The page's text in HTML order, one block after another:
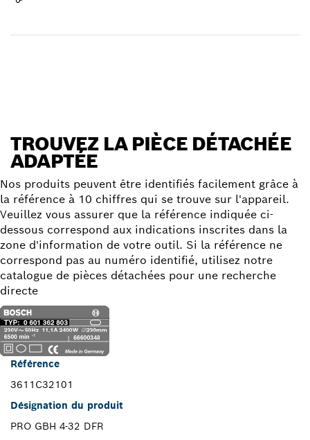
TROUVEZ LA PIÈCE DÉTACHÉE
ADAPTÉE
Nos produits peuvent être identifiés facilement grâce à
la référence à 10 chiffres qui se trouve sur l'appareil.
Veuillez vous assurer que la référence indiquée ci-
dessous correspond aux indications inscrites dans la
zone d'information de votre outil. Si la référence ne
correspond pas au numéro identifié, utilisez notre
catalogue de pièces détachées pour une recherche
directe
Référence
3611C32101
Désignation du produit
PRO GBH 4-32 DFR